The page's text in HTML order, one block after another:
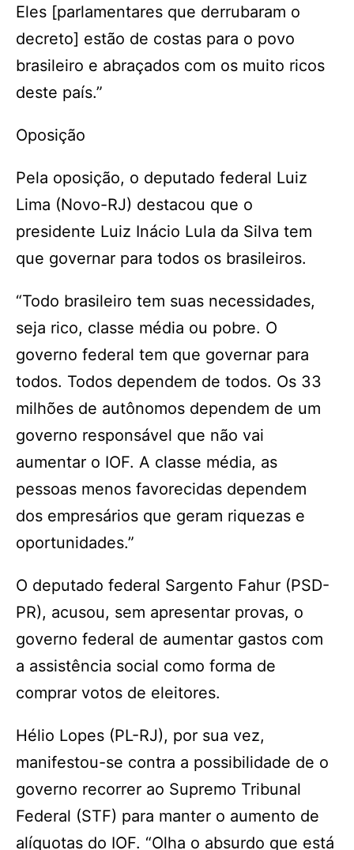
Eles [parlamentares que derrubaram o
decreto] estão de costas para o povo
brasileiro e abraçados com os muito ricos
deste país.”
Oposição
Pela oposição, o deputado federal Luiz
Lima (Novo-RJ) destacou que o
presidente Luiz Inácio Lula da Silva tem
que governar para todos os brasileiros.
“Todo brasileiro tem suas necessidades,
seja rico, classe média ou pobre. O
governo federal tem que governar para
todos. Todos dependem de todos. Os 33
milhões de autônomos dependem de um
governo responsável que não vai
aumentar o IOF. A classe média, as
pessoas menos favorecidas dependem
dos empresários que geram riquezas e
oportunidades.”
O deputado federal Sargento Fahur (PSD-
PR), acusou, sem apresentar provas, o
governo federal de aumentar gastos com
a assistência social como forma de
comprar votos de eleitores.
Hélio Lopes (PL-RJ), por sua vez,
manifestou-se contra a possibilidade de o
governo recorrer ao Supremo Tribunal
Federal (STF) para manter o aumento de
alíquotas do IOF. “Olha o absurdo que está